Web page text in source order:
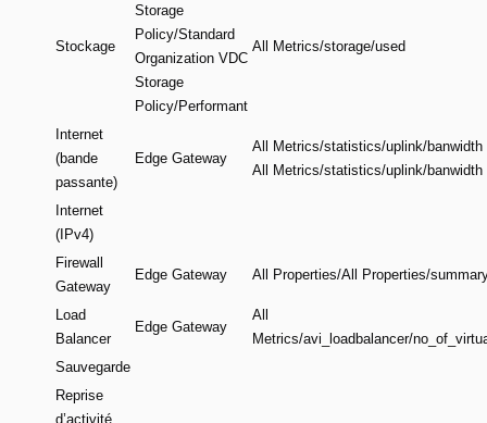
Stockage
Storage
Policy/Standard
Organization VDC
Storage
Policy/Performant
All Metrics/storage/used
Internet
(bande
passante)
Edge Gateway
All Metrics/statistics/uplink/banwidth
All Metrics/statistics/uplink/banwidth
Internet
(IPv4)
Firewall
Gateway
Edge Gateway All Properties/All Properties/
Load
Balancer
Edge Gateway
All
Metrics/avi_loadbalancer/
Sauvegarde
Reprise
d’activité